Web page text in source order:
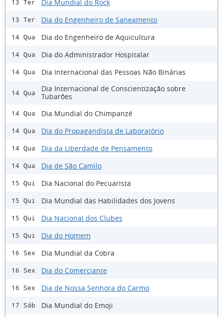
13 Ter Dia Mundial do Rock
13 Ter Dia do Engenheiro de Saneamento
14 Qua Dia do Engenheiro de Aquicultura
14 Qua Dia do Administrador Hospitalar
14 Qua Dia Internacional das Pessoas Não Binárias
14 Qua
Dia Internacional de Conscientização sobre
Tubarões
14 Qua Dia Mundial do Chimpanzé
14 Qua Dia do Propagandista de Laboratório
14 Qua Dia da Liberdade de Pensamento
14 Qua Dia de São Camilo
15 Qui Dia Nacional do Pecuarista
15 Qui Dia Mundial das Habilidades dos Jovens
15 Qui Dia Nacional dos Clubes
15 Qui Dia do Homem
16 Sex Dia Mundial da Cobra
16 Sex Dia do Comerciante
16 Sex Dia de Nossa Senhora do Carmo
17 Sáb Dia Mundial do Emoji